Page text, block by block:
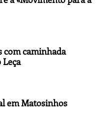
com caminhada
em Matosinhos